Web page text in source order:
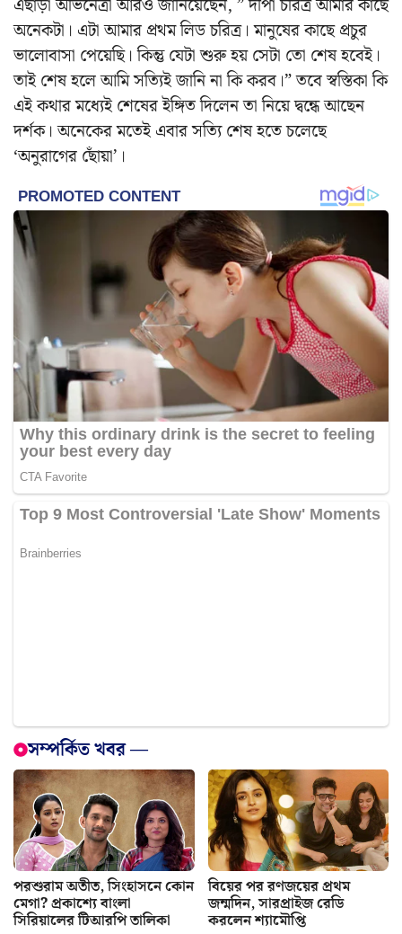
এছাড়া অভিনেত্রী আরও জানিয়েছেন, ” দীপা চরিত্র আমার কাছে
অনেকটা। এটা আমার প্রথম লিড চরিত্র। মানুষের কাছে প্রচুর
ভালোবাসা পেয়েছি। কিন্তু যেটা শুরু হয় সেটা তো শেষ হবেই।
তাই শেষ হলে আমি সত্যিই জানি না কি করব।” তবে স্বস্তিকা কি
এই কথার মধ্যেই শেষের ইঙ্গিত দিলেন তা নিয়ে দ্বন্ধে আছেন
দর্শক। অনেকের মতেই এবার সত্যি শেষ হতে চলেছে
‘অনুরাগের ছোঁয়া’।
সম্পর্কিত খবর —
পরশুরাম অতীত, সিংহাসনে কোন
মেগা? প্রকাশ্যে বাংলা
সিরিয়ালের টিআরপি তালিকা
বিয়ের পর রণজয়ের প্রথম
জন্মদিন, সারপ্রাইজ রেডি
করলেন শ্যামৌপ্তি